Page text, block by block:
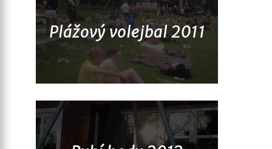
Plážový volejbal 2011